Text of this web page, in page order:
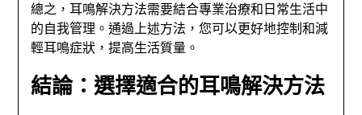
總之，耳鳴解決方法需要結合專業治療和日常生活中
的自我管理。通過上述方法，您可以更好地控制和減
輕耳鳴症狀，提高生活質量。
結論：選擇適合的耳鳴解決方法